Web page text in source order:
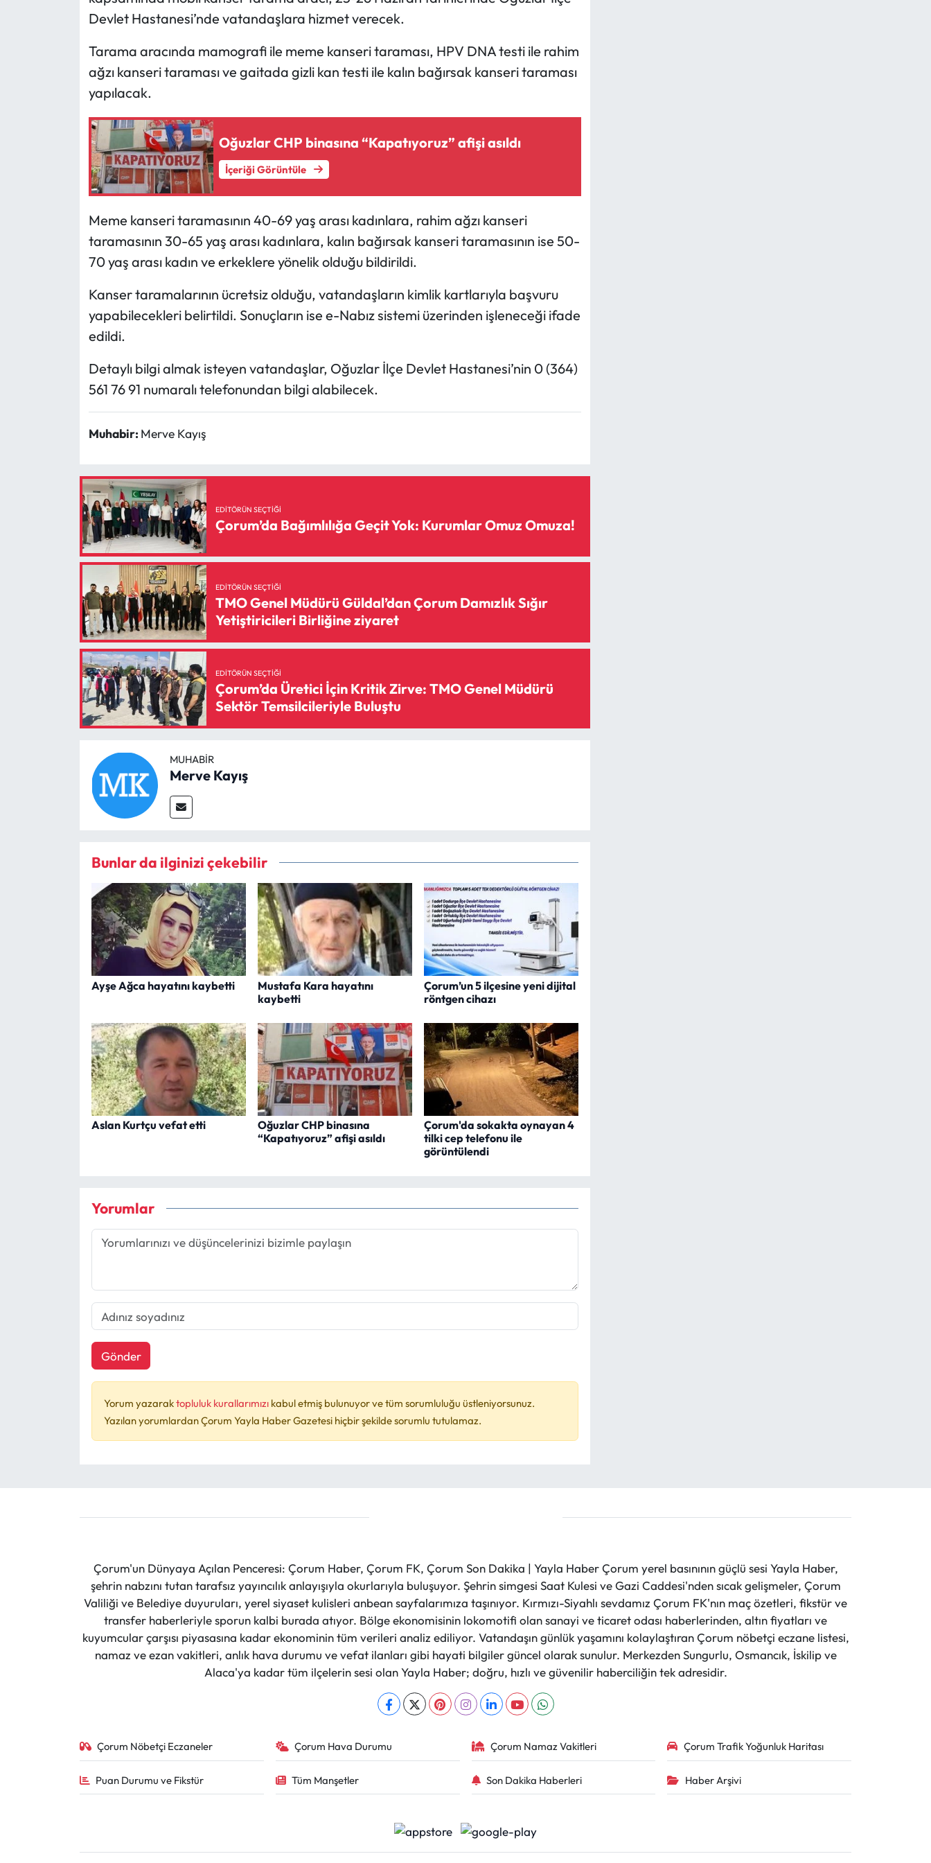
Devlet Hastanesi’nde vatandaşlara hizmet verecek.
Tarama aracında mamografi ile meme kanseri taraması, HPV DNA testi ile rahim
ağzı kanseri taraması ve gaitada gizli kan testi ile kalın bağırsak kanseri taraması
yapılacak.
Oğuzlar CHP binasına “Kapatıyoruz” afişi asıldı
İçeriği Görüntüle
Meme kanseri taramasının 40-69 yaş arası kadınlara, rahim ağzı kanseri
taramasının 30-65 yaş arası kadınlara, kalın bağırsak kanseri taramasının ise 50-
70 yaş arası kadın ve erkeklere yönelik olduğu bildirildi.
Kanser taramalarının ücretsiz olduğu, vatandaşların kimlik kartlarıyla başvuru
yapabilecekleri belirtildi. Sonuçların ise e-Nabız sistemi üzerinden işleneceği ifade
edildi.
Detaylı bilgi almak isteyen vatandaşlar, Oğuzlar İlçe Devlet Hastanesi’nin 0 (364)
561 76 91 numaralı telefonundan bilgi alabilecek.
Muhabir: Merve Kayış
EDITÖRÜN SEÇTIĞI
Çorum’da Bağımlılığa Geçit Yok: Kurumlar Omuz Omuza!
EDITÖRÜN SEÇTIĞI
TMO Genel Müdürü Güldal’dan Çorum Damızlık Sığır
Yetiştiricileri Birliğine ziyaret
EDITÖRÜN SEÇTIĞI
Çorum’da Üretici İçin Kritik Zirve: TMO Genel Müdürü
Sektör Temsilcileriyle Buluştu
MUHABIR
Merve Kayış
Bunlar da ilginizi çekebilir
Ayşe Ağca hayatını kaybetti
Mustafa Kara hayatını
kaybetti
Çorum’un 5 ilçesine yeni dijital
röntgen cihazı
Aslan Kurtçu vefat etti
Oğuzlar CHP binasına
“Kapatıyoruz” afişi asıldı
Çorum'da sokakta oynayan 4
tilki cep telefonu ile
görüntülendi
Yorumlar
Gönder
Yorum yazaraktopluluk kurallarımızı kabul etmiş bulunuyor ve tüm sorumluluğu üstleniyorsunuz.
Yazılan yorumlardan Çorum Yayla Haber Gazetesi hiçbir şekilde sorumlu tutulamaz.
Çorum'un Dünyaya Açılan Penceresi: Çorum Haber, Çorum FK, Çorum Son Dakika | Yayla Haber Çorum yerel basınının güçlü sesi Yayla Haber,
şehrin nabzını tutan tarafsız yayıncılık anlayışıyla okurlarıyla buluşuyor. Şehrin simgesi Saat Kulesi ve Gazi Caddesi'nden sıcak gelişmeler, Çorum
Valiliği ve Belediye duyuruları, yerel siyaset kulisleri anbean sayfalarımıza taşınıyor. Kırmızı-Siyahlı sevdamız Çorum FK'nın maç özetleri, fikstür ve
transfer haberleriyle sporun kalbi burada atıyor. Bölge ekonomisinin lokomotifi olan sanayi ve ticaret odası haberlerinden, altın fiyatları ve
kuyumcular çarşısı piyasasına kadar ekonominin tüm verileri analiz ediliyor. Vatandaşın günlük yaşamını kolaylaştıran Çorum nöbetçi eczane listesi,
namaz ve ezan vakitleri, anlık hava durumu ve vefat ilanları gibi hayati bilgiler güncel olarak sunulur. Merkezden Sungurlu, Osmancık, İskilip ve
Alaca'ya kadar tüm ilçelerin sesi olan Yayla Haber; doğru, hızlı ve güvenilir haberciliğin tek adresidir.
Çorum Nöbetçi Eczaneler Çorum Hava Durumu Çorum Namaz Vakitleri Çorum Trafik Yoğunluk Haritası
Puan Durumu ve Fikstür Tüm Manşetler Son Dakika Haberleri Haber Arşivi
Oğuzlar Haberleri
Ortaköy Haberleri
Osmancık Haberleri
Otomotiv
Resmi Reklam
Sungurlu Haberleri
Yayla Haber
Yemek Tarifleri
Yerel Haberler